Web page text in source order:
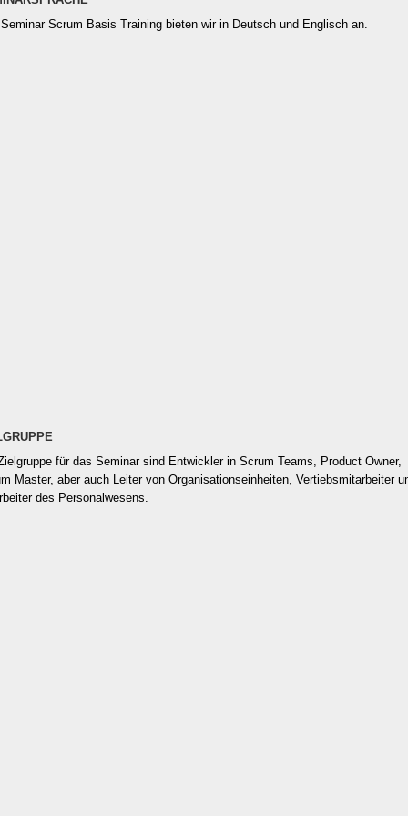
Scrum Basis Training bieten wir in Deutsch und Englisch an.
für das Seminar sind Entwickler in Scrum Teams, Product Owner,
Master, aber auch Leiter von Organisationseinheiten, Vertiebsmitarbeiter
des Personalwesens.